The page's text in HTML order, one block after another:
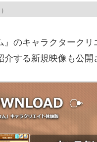
のキャラクタークリ
する新規映像も公開